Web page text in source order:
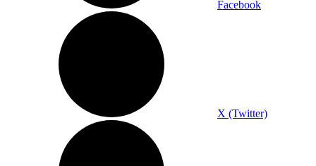
Facebook
X (Twitter)